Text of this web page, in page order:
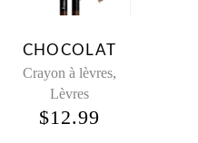
CHOCOLAT
Crayon à lèvres,
Lèvres
$12.99